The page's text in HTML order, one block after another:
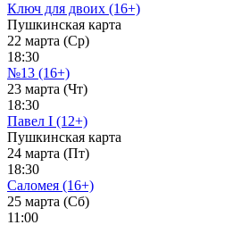
Ключ для двоих (16+)
Пушкинская карта
22 марта (Ср)
18:30
№13 (16+)
23 марта (Чт)
18:30
Павел I (12+)
Пушкинская карта
24 марта (Пт)
18:30
Саломея (16+)
25 марта (Сб)
11:00